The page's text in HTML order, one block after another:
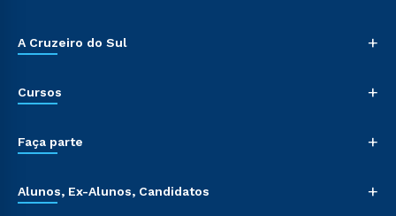
A Cruzeiro do Sul +
Cursos +
Faça parte +
Alunos, Ex-Alunos, Candidatos +